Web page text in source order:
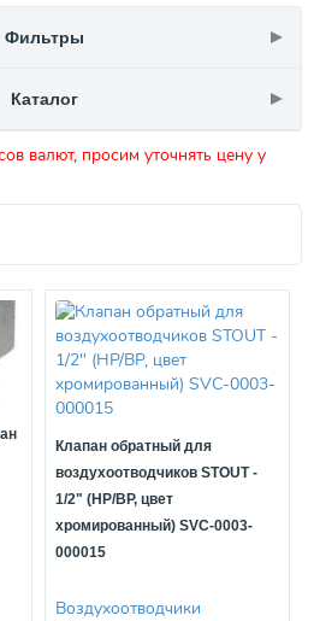
валют, просим уточнять цену у
Клапан обратный для
воздухоотводчиков STOUT -
1/2" (НР/ВР, цвет
хромированный) SVC-0003-
000015
Воздухоотводчики
Фильтры
Каталог